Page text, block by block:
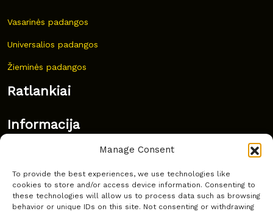
Manage Consent
To provide the best experiences, we use technologies like
cookies to store and/or access device information. Consenting to
these technologies will allow us to process data such as browsing
behavior or unique IDs on this site. Not consenting or withdrawing
Vasarinės padangos
Universalios padangos
Žieminės padangos
Ratlankiai
Informacija
Dažnai užduodami klausimai
Kur nusipirkti?